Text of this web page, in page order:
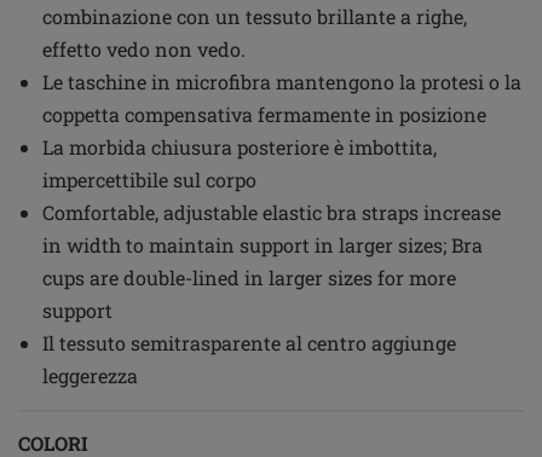
combinazione con un tessuto brillante a righe,
effetto vedo non vedo.
Le taschine in microfibra mantengono la protesi o la
coppetta compensativa fermamente in posizione
La morbida chiusura posteriore è imbottita,
impercettibile sul corpo
Comfortable, adjustable elastic bra straps increase
in width to maintain support in larger sizes; Bra
cups are double-lined in larger sizes for more
support
Il tessuto semitrasparente al centro aggiunge
leggerezza
COLORI